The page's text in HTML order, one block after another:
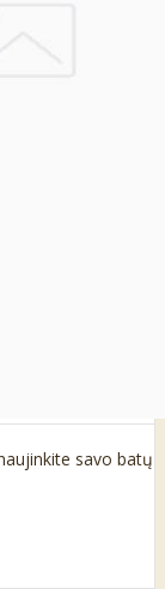
savo batų